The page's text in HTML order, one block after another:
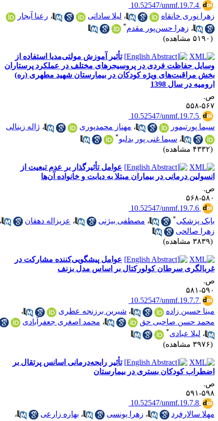
‎ 10.52547/unmf.19.7.4
نوری خانقاه
،لیلا ساداتی ،رعنا آبجار
،زهرا حسن‌پور مقدم
تأثیر آموزش مولتی‌مدیا استفاده از
حفاظت فردی در پروسیجرهای مختلف در عملکرد پرستاران
مراقبت‌های ویژه کودکان در بیمارستان شهید مطهری (ره)
در سال 1398
۵۵۸
‎ 10.52547/unmf.19.7.5
پورتیمور
،مهناز محمدپوری ،ژاله زینالی
،سیما غنی پور بدلبو
عوامل تأثیرگذار بر عدم تبعیت از
درمانی در بیماران مبتلا به دیابت و خانواده آن‌ها
۵۶۸
‎ 10.52547/unmf.19.7.6
پزشکی
،مصطفی بیژنی ،عزیزاله دهقان
،
صالحی
عوامل پیشگویی‌کننده مشارکت در
سرطان کولورکتال بر اساس مدل بزنف
۵۸۱
‎ 10.52547/unmf.19.7.7
حسین زاده
،شیرین برزنجه عطری
،
حسن صاحبی حق
،محمد اصغری جعفرآبادی
،لیلا عبادی
تأثیر رایحه‌درمانی اسانس پرتقال بر
کودکان بستری در بیمارستان
۵۹۱
‎ 10.52547/unmf.19.7.8
سالارفرد
،زهرا یونسی ،بهاره زارعی
،